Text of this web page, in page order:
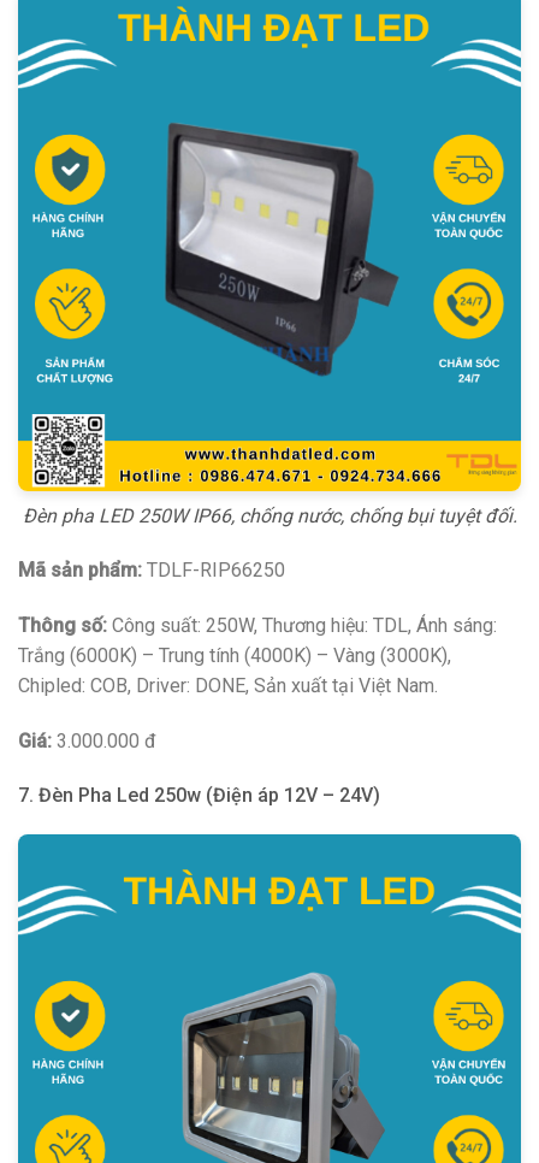
Đèn pha LED 250W IP66, chống nước, chống bụi tuyệt đối.
Mã sản phẩm: TDLF-RIP66250
Thông số: Công suất: 250W, Thương hiệu: TDL, Ánh sáng:
Trắng (6000K) – Trung tính (4000K) – Vàng (3000K),
Chipled: COB, Driver: DONE, Sản xuất tại Việt Nam.
Giá: 3.000.000 đ
7. Đèn Pha Led 250w (Điện áp 12V – 24V)